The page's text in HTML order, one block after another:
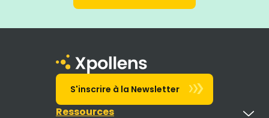
Ressources
S'inscrire à la Newsletter